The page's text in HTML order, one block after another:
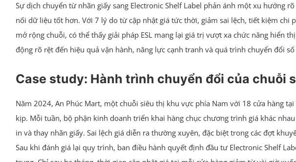
Sự dịch chuyển từ nhãn giấy sang Electronic Shelf Label phản ánh một xu hướng
nối dữ liệu tốt hơn. Với 7 lý do từ cập nhật giá tức thời, giảm sai lệch, tiết kiệm
mở rộng chuỗi, có thể thấy giải pháp ESL mang lại giá trị vượt xa chức năng hiển
động rõ rệt đến hiệu quả vận hành, năng lực cạnh tranh và quá trình chuyển đổi
Case study: Hành trình chuyển đổi của chuỗi
Năm 2024, An Phúc Mart, một chuỗi siêu thị khu vực phía Nam với 18 cửa hàng
kịp. Mỗi tuần, bộ phận kinh doanh triển khai hàng chục chương trình giá khác
in và thay nhãn giấy. Sai lệch giá diễn ra thường xuyên, đặc biệt trong các đợt
Sau khi đánh giá lại quy trình, ban điều hành quyết định đầu tư Electronic Shelf